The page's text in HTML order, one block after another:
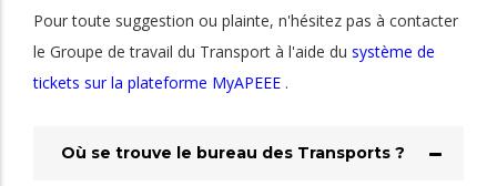
Pour toute suggestion ou plainte, n'hésitez pas à contacter
le Groupe de travail du Transport à l'aide du système de
tickets sur la plateforme MyAPEEE .
Où se trouve le bureau des Transports ?